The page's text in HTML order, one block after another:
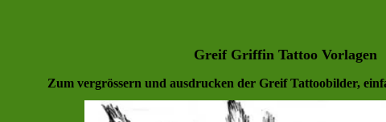
Greif Griffin Tattoo Vorlagen
Zum vergrössern und ausdrucken der Greif Tattoobilder,